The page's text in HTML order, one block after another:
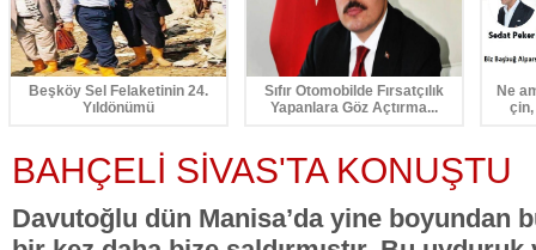
Beşköy Sel Felaketinin 24.
Yıldönümü
Sıfır Otomobilde Fırsatçılık
Yapanlara Göz Açtırma...
Ne
BAHÇELİ SİVAS'TA KONUŞTU
Davutoğlu dün Manisa’da yine boyundan